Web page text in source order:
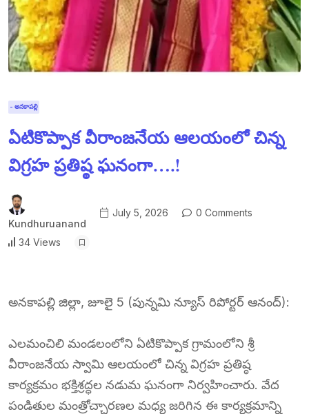
- అనకాపల్లి
ఏటికొప్పాక వీరాంజనేయ ఆలయంలో చిన్న
విగ్రహ ప్రతిష్ఠ ఘనంగా….!
Kundhuruanand
July 5, 2026 0 Comments
34 Views
అనకాపల్లి జిల్లా, జూలై 5 (పున్నమి న్యూస్ రిపోర్టర్ ఆనంద్):
ఎలమంచిలి మండలంలోని ఏటికొప్పాక గ్రామంలోని శ్రీ
వీరాంజనేయ స్వామి ఆలయంలో చిన్న విగ్రహ ప్రతిష్ఠ
కార్యక్రమం భక్తిశ్రద్ధల నడుమ ఘనంగా నిర్వహించారు. వేద
పండితుల మంత్రోచ్చారణల మధ్య జరిగిన ఈ కార్యక్రమాన్ని